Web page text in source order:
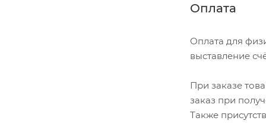
Оплата
Оплата для
выставление
При заказе
заказ при
Также